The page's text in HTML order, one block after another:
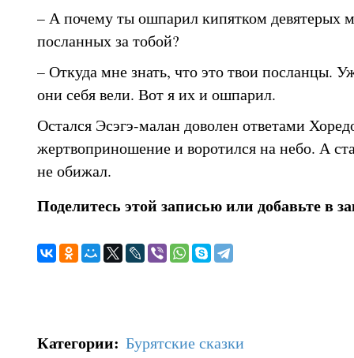
– А почему ты ошпарил кипятком девятерых
посланных за тобой?
– Откуда мне знать, что это твои посланцы.
они себя вели. Вот я их и ошпарил.
Остался Эсэгэ-малан доволен ответами
жертвоприношение и воротился на небо. А
не обижал.
Поделитесь этой записью или добавьте в
Категории: Бурятские сказки